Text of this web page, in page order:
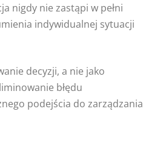
nigdy nie zastąpi w pełni
indywidualnej sytuacji
decyzji, a nie jako
błędu
podejścia do zarządzania